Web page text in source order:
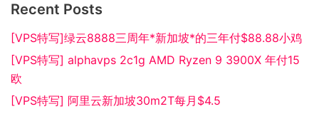
Recent Posts
[VPS特写]绿云8888三周年*新加坡*的三年付$88.88小鸡
[VPS特写] alphavps 2c1g AMD Ryzen 9 3900X 年付15
欧
[VPS特写] 阿里云新加坡30m2T每月$4.5